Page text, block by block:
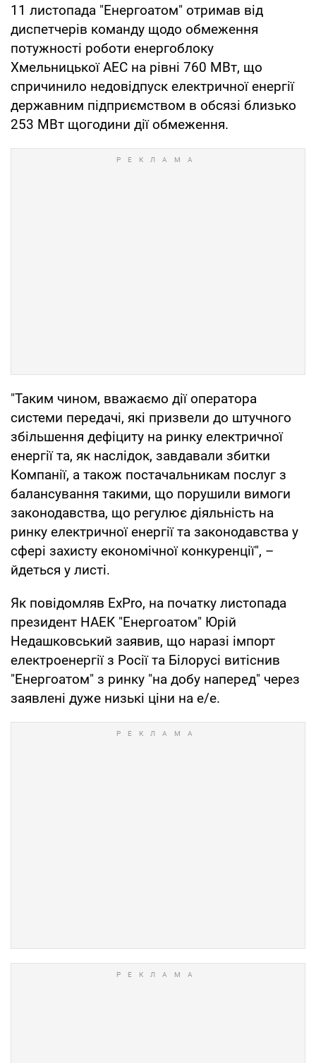
11 листопада "Енергоатом" отримав від
диспетчерів команду щодо обмеження
потужності роботи енергоблоку
Хмельницької АЕС на рівні 760 МВт, що
спричинило недовідпуск електричної енергії
державним підприємством в обсязі близько
253 МВт щогодини дії обмеження.
"Таким чином, вважаємо дії оператора
системи передачі, які призвели до штучного
збільшення дефіциту на ринку електричної
енергії та, як наслідок, завдавали збитки
Компанії, а також постачальникам послуг з
балансування такими, що порушили вимоги
законодавства, що регулює діяльність на
ринку електричної енергії та законодавства у
сфері захисту економічної конкуренції", –
йдеться у листі.
Як повідомляв ExPro, на початку листопада
президент НАЕК "Енергоатом" Юрій
Недашковський заявив, що наразі імпорт
електроенергії з Росії та Білорусі витіснив
"Енергоатом" з ринку "на добу наперед" через
заявлені дуже низькі ціни на е/е.